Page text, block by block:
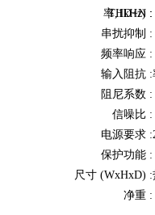
率,1kHz) :
THD+N :
串扰抑制 :
频率响应 :
输入阻抗 :
阻尼系数 :
信噪比 :
电源要求 :
保护功能 :
尺寸 (WxHxD) :
净重 :